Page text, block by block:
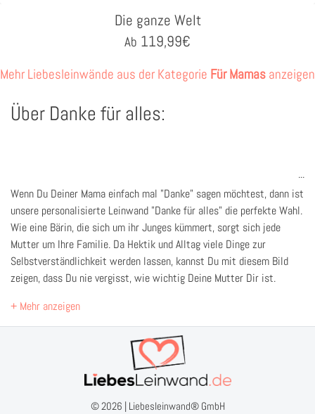
Die ganze Welt
Ab 119,99€
Mehr Liebesleinwände aus der Kategorie Für Mamas anzeigen
Über Danke für alles:
Wenn Du Deiner Mama einfach mal "Danke" sagen möchtest, dann ist
unsere personalisierte Leinwand "Danke für alles" die perfekte Wahl.
Wie eine Bärin, die sich um ihr Junges kümmert, sorgt sich jede
Mutter um Ihre Familie. Da Hektik und Alltag viele Dinge zur
Selbstverständlichkeit werden lassen, kannst Du mit diesem Bild
zeigen, dass Du nie vergisst, wie wichtig Deine Mutter Dir ist.
© 2026 | Liebesleinwand® GmbH